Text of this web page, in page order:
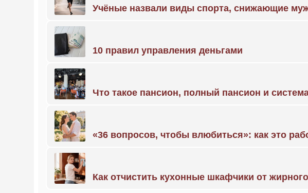
Учёные назвали виды спорта, снижающие
10 правил управления деньгами
Что такое пансион, полный пансион и
«36 вопросов, чтобы влюбиться»: как это
Как отчистить кухонные шкафчики от